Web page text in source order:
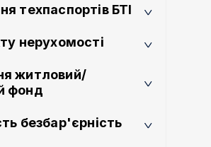
техпаспортів БТІ
нерухомості
житловий/
фонд
безбар'єрність